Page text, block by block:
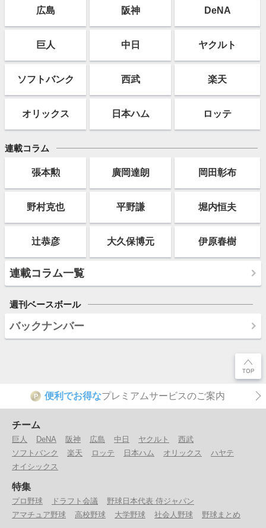
広島 阪神 DeNA
巨人 中日 ヤクルト
ソフトバンク 西武 楽天
オリックス 日本ハム ロッテ
連載コラム
張本勲 廣岡達朗 岡田彰布
野村克也 平野謙 堀内恒夫
辻恭彦 大久保博元 伊原春樹
連載コラム一覧
週刊ベースボール
バックナンバー
P 便利でお得なプレミアムサービスのご案内
チーム
巨人 DeNA 阪神 広島 中日 ヤクルト
西武
ソフトバンク
楽天 ロッテ 日本ハム オリックス
ハヤテ
オイシックス
特集
プロ野球 ドラフト会議
野球日本代表 侍ジャパン
アマチュア野球
高校野球 大学野球 社会人野球 野球まとめ